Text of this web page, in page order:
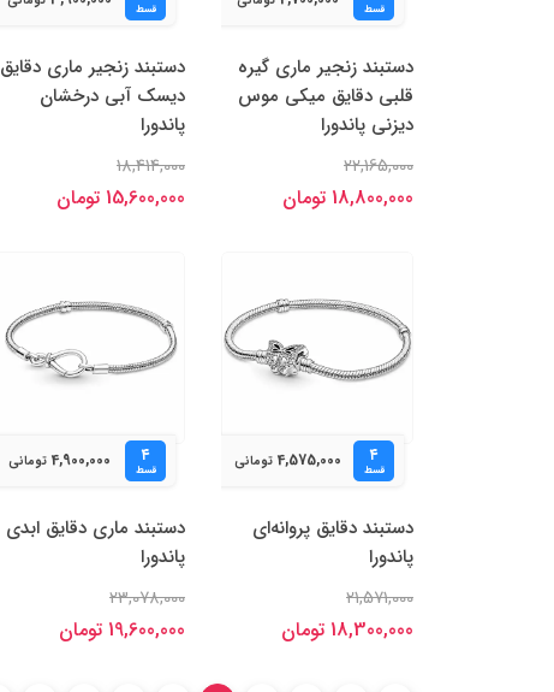
قسط
دستبند زنجیر ماری گیره
قلبی دقایق میکی موس
دیزنی پاندورا
22,165,000
18,800,000 تومان
قسط
دستبند زنجیر ماری دقایق
دیسک آبی درخشان
پاندورا
18,414,000
15,600,000 تومان
۴
قسط 4,575,000 تومانی
دستبند دقایق پروانه‌ای
پاندورا
21,571,000
18,300,000 تومان
۴
قسط 4,900,000 تومانی
دستبند ماری دقایق ابدی
پاندورا
23,078,000
19,600,000 تومان